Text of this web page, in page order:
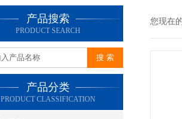
产品搜索
PRODUCT SEARCH
产品分类
PRODUCT CLASSIFICATION
您现在